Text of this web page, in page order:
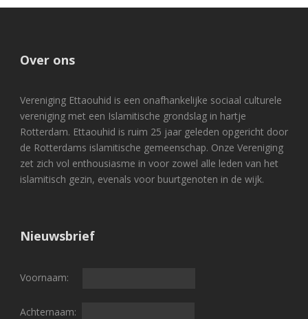
Over ons
Vereniging Ettaouhid is een onafhankelijke sociaal culturele
vereniging met een Islamitische grondslag in hartje
Rotterdam. Ettaouhid is ruim 25 jaar geleden opgericht door
de Rotterdams islamitische gemeenschap. Onze Vereniging
zet zich vol enthousiasme in voor zowel alle leden van het
islamitisch gezin, evenals voor buurtgenoten in de wijk.
Nieuwsbrief
Voornaam:
Achternaam: